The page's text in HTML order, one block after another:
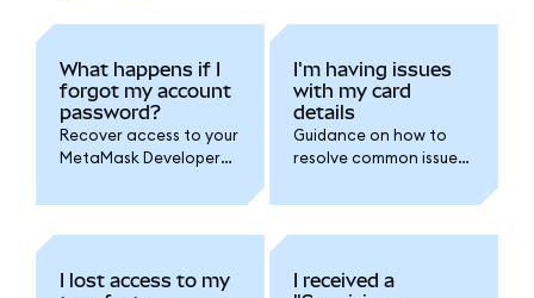
What happens if I
forgot my account
password?
Recover access to your
MetaMask Developer
forgotten your
I'm having issues
with my card
details
Guidance on how to
resolve common issues
your MetaMask
I lost access to my
I received a